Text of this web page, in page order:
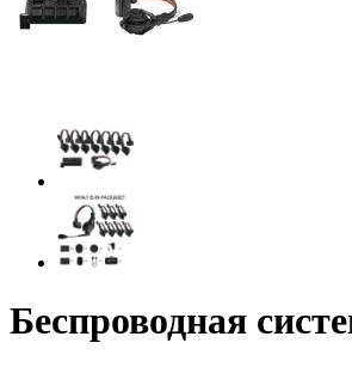
Беспроводная